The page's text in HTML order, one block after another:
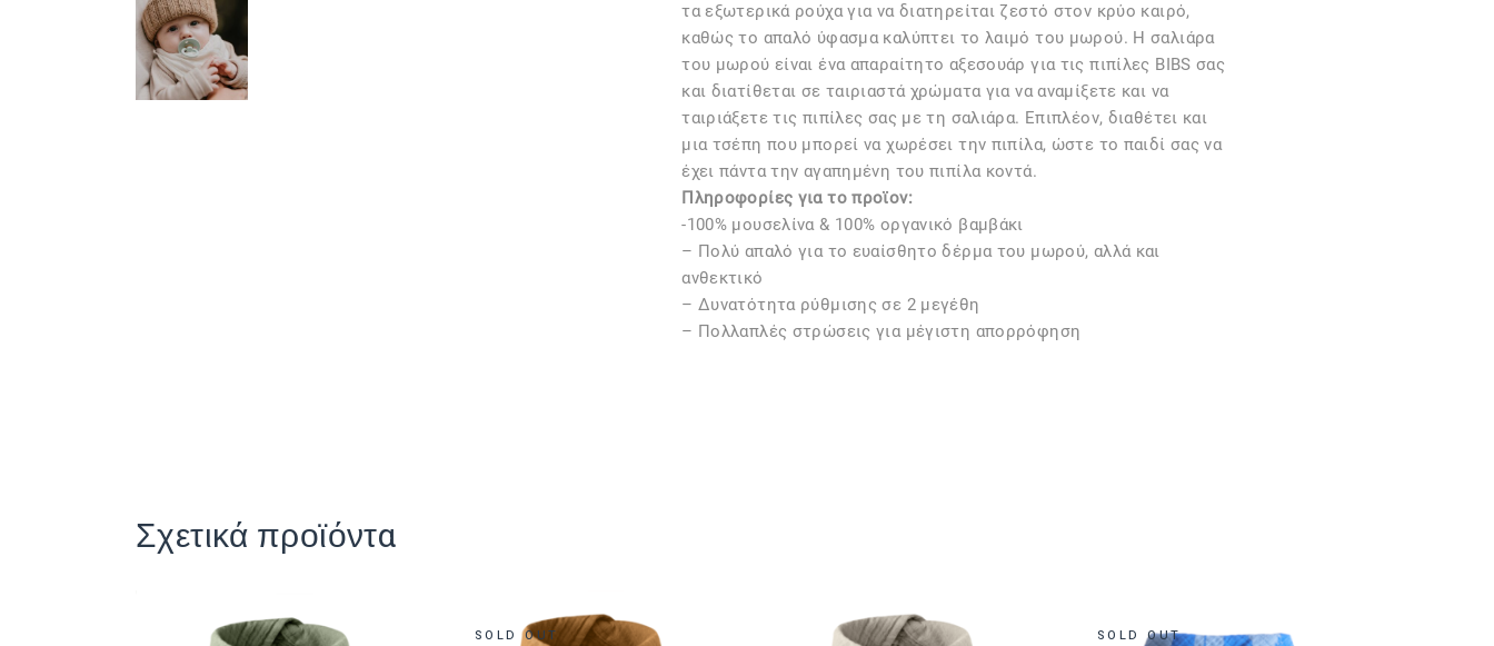
τα εξωτερικά ρούχα για να διατηρείται ζεστό στον κρύο καιρό,
καθώς το απαλό ύφασμα καλύπτει το λαιμό του μωρού. Η σαλιάρα
του μωρού είναι ένα απαραίτητο αξεσουάρ για τις πιπίλες BIBS σας
και διατίθεται σε ταιριαστά χρώματα για να αναμίξετε και να
ταιριάξετε τις πιπίλες σας με τη σαλιάρα. Επιπλέον, διαθέτει και
μια τσέπη που μπορεί να χωρέσει την πιπίλα, ώστε το παιδί σας να
έχει πάντα την αγαπημένη του πιπίλα κοντά.
Πληροφορίες για το προϊον:
-100% μουσελίνα & 100% οργανικό βαμβάκι
– Πολύ απαλό για το ευαίσθητο δέρμα του μωρού, αλλά και
ανθεκτικό
– Δυνατότητα ρύθμισης σε 2 μεγέθη
– Πολλαπλές στρώσεις για μέγιστη απορρόφηση
Σχετικά προϊόντα
SOLD OUT SOLD OUT